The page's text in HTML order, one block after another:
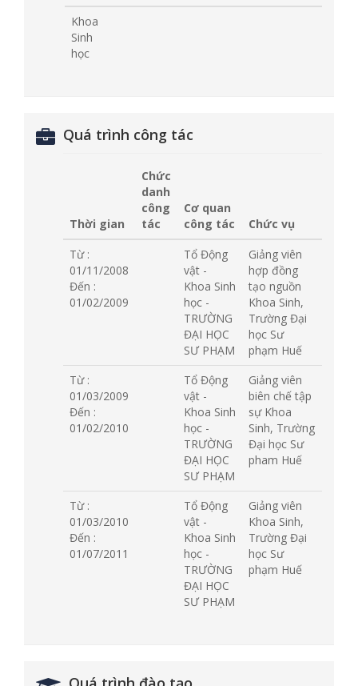
Khoa
Sinh
học
Quá trình công tác
Thời gian
Chức
danh
công
tác
Cơ quan
công tác
Chức vụ
Từ :
01/11/2008
Đến :
01/02/2009
Tổ Động
vật -
Khoa Sinh
học -
TRƯỜNG
ĐẠI HỌC
SƯ PHẠM
Giảng viên
hợp đồng
tạo nguồn
Khoa Sinh,
Trường Đại
học Sư
phạm Huế
Từ :
01/03/2009
Đến :
01/02/2010
Tổ Động
vật -
Khoa Sinh
học -
TRƯỜNG
ĐẠI HỌC
SƯ PHẠM
Giảng viên
biên chế tập
sự Khoa
Sinh, Trường
Đại học Sư
pham Huế
Từ :
01/03/2010
Đến :
01/07/2011
Tổ Động
vật -
Khoa Sinh
học -
TRƯỜNG
ĐẠI HỌC
SƯ PHẠM
Giảng viên
Khoa Sinh,
Trường Đại
học Sư
phạm Huế